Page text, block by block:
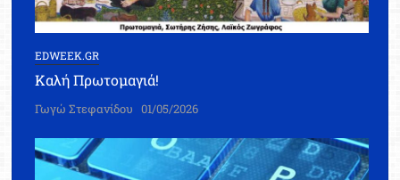
EDWEEK.GR
Καλή Πρωτομαγιά!
Γωγώ Στεφανίδου 01/05/2026